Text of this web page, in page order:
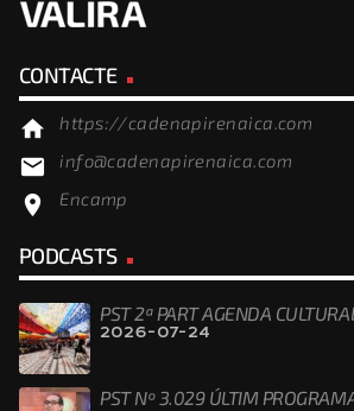
CONTACTE
home https://cadenapirenaica.com
email info@cadenapirenaica.com
location_on Encamp
PODCASTS
PST 2ª PART AGENDA
2026-07-24
PST Nº 3.029 ÚLTIM